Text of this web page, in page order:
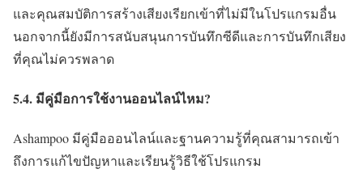
และคุณสมบัติการสร้างเสียงเรียกเข้าที่ไม่มีในโปรแกรมอื่น
นอกจากนี้ยังมีการสนับสนุนการบันทึกซีดีและการบันทึกเสียง
ที่คุณไม่ควรพลาด
5.4. มีคู่มือการใช้งานออนไลน์ไหม?
Ashampoo มีคู่มือออนไลน์และฐานความรู้ที่คุณสามารถเข้า
ถึงการแก้ไขปัญหาและเรียนรู้วิธีใช้โปรแกรม